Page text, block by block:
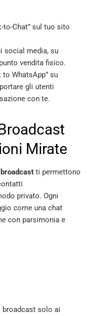
to-Chat” sul tuo sito
social media, su
vendita fisico.
WhatsApp” su
gli utenti
con te.
Mirate
ti permettono
privato. Ogni
come una chat
con parsimonia e
broadcast solo ai